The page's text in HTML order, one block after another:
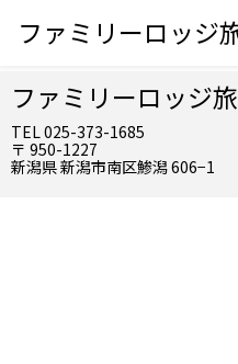
ファミリーロッジ
ファミリーロッジ
TEL 025-373-1685
〒 950-1227
新潟県 新潟市南区鯵潟 606−1